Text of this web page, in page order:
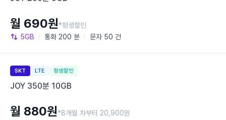
5GB 통화 200 분 문자 50 건
월 690원*평생할인
SKT LTE 평생할인
JOY 350분 10GB
월 880원*8개월 차부터 20,900원